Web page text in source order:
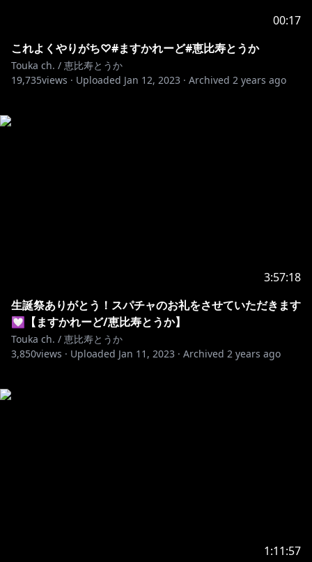
00:17
これよくやりがち♡#ますかれーど#恵比寿とうか
Touka ch. / 恵比寿とうか
19,735views · Uploaded Jan 12, 2023 · Archived 2 years ago
3:57:18
生誕祭ありがとう！スパチャのお礼をさせていただきます
💟【ますかれーど/恵比寿とうか】
Touka ch. / 恵比寿とうか
3,850views · Uploaded Jan 11, 2023 · Archived 2 years ago
1:11:57